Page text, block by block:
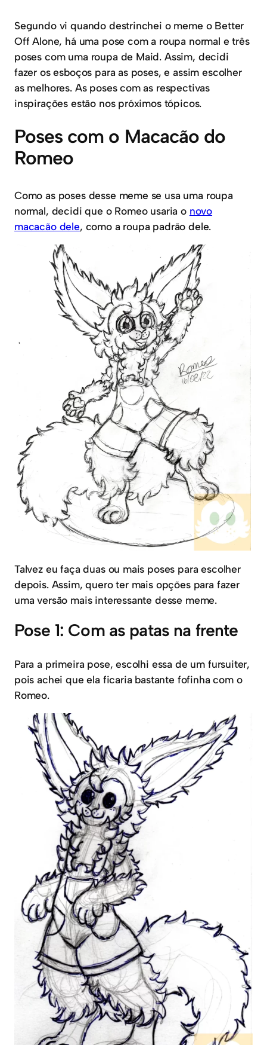
Segundo vi quando destrinchei o meme o Better
Off Alone, há uma pose com a roupa normal e três
poses com uma roupa de Maid. Assim, decidi
fazer os esboços para as poses, e assim escolher
as melhores. As poses com as respectivas
inspirações estão nos próximos tópicos.
Poses com o Macacão do
Romeo
Como as poses desse meme se usa uma roupa
normal, decidi que o Romeo usaria o novo
macacão dele, como a roupa padrão dele.
Talvez eu faça duas ou mais poses para escolher
depois. Assim, quero ter mais opções para fazer
uma versão mais interessante desse meme.
Pose 1: Com as patas na frente
Para a primeira pose, escolhi essa de um fursuiter,
pois achei que ela ficaria bastante fofinha com o
Romeo.